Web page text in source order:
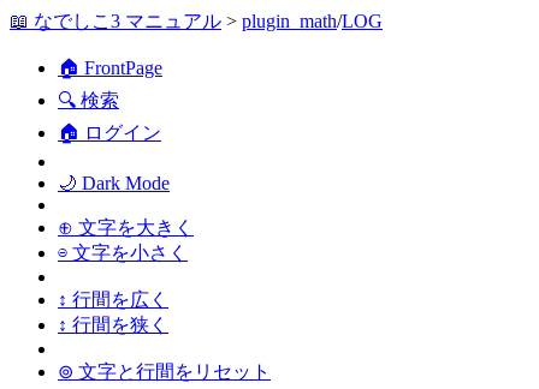
📖 なでしこ3 マニュアル > plugin_math/LOG
🏠 FrontPage
🔍 検索
🏠 ログイン
🌙 Dark Mode
⊕ 文字を大きく
⊖ 文字を小さく
↕ 行間を広く
↕ 行間を狭く
⊚ 文字と行間をリセット